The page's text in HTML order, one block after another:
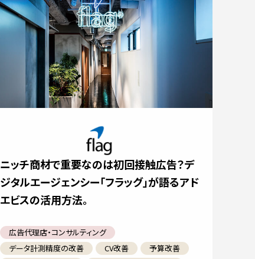
ニッチ商材で重要なのは初回接触広告？デ
ジタルエージェンシー「フラッグ」が語るアド
エビスの活用方法。
広告代理店・コンサルティング
データ計測精度の改善
CV改善
予算改善